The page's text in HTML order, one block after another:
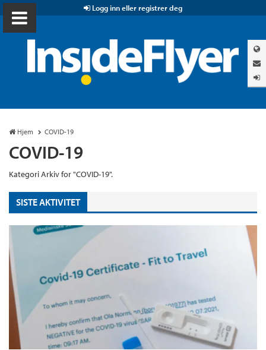
Logg inn eller registrer deg
Hjem COVID-19
COVID-19
Kategori Arkiv for "COVID-19".
SISTE AKTIVITET